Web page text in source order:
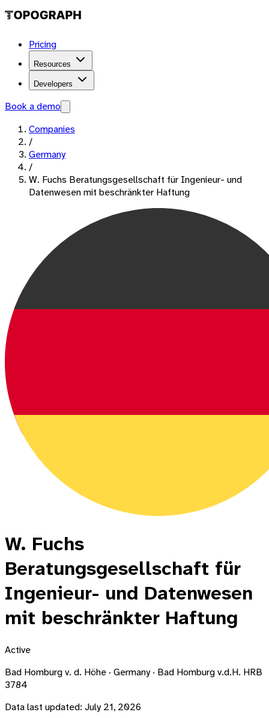
Pricing
Resources
Developers
Book a demo
Companies
/
Germany
/
W. Fuchs Beratungsgesellschaft für Ingenieur- und
Datenwesen mit beschränkter Haftung
W. Fuchs
Beratungsgesellschaft für
Ingenieur- und Datenwesen
mit beschränkter Haftung
Active
Bad Homburg v. d. Höhe · Germany · Bad Homburg v.d.H. HRB
3784
Data last updated: July 21, 2026